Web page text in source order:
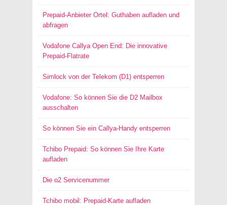
Prepaid-Anbieter Ortel: Guthaben aufladen und
abfragen
Vodafone Callya Open End: Die innovative
Prepaid-Flatrate
Simlock von der Telekom (D1) entsperren
Vodafone: So können Sie die D2 Mailbox
ausschalten
So können Sie ein Callya-Handy entsperren
Tchibo Prepaid: So können Sie Ihre Karte
aufladen
Die o2 Servicenummer
Tchibo mobil: Prepaid-Karte aufladen